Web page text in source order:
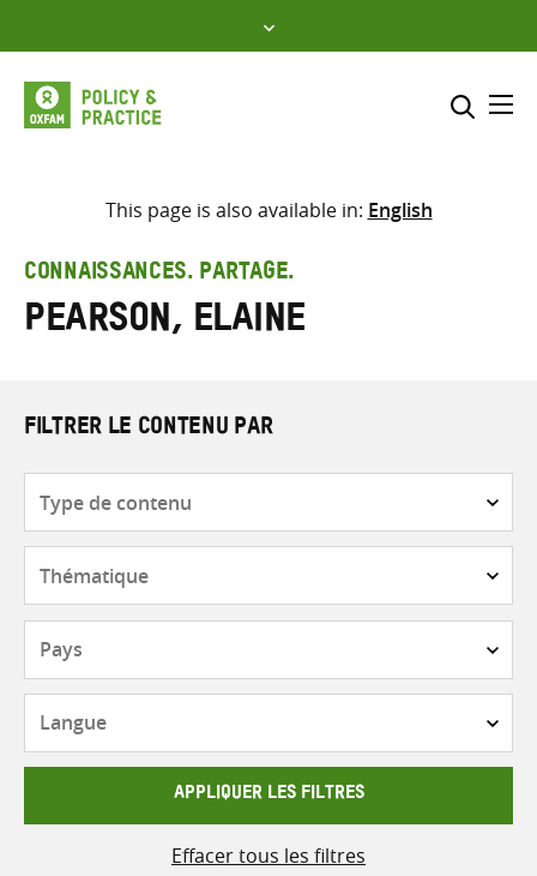
to
content
Sélectionner l’emplacement
Saisir
les
termes
This page is also available in: English
CONNAISSANCES. PARTAGE.
Pearson, Elaine
FILTRER LE CONTENU PAR
contenu
APPLIQUER LES FILTRES
Effacer tous les filtres